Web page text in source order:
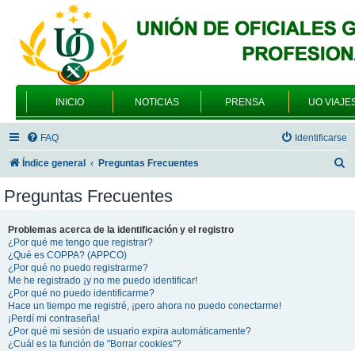
INICIO NOTICIAS PRENSA UO
FAQ Identificarse
Índice general Preguntas Frecuentes
Preguntas Frecuentes
Problemas acerca de la identificación y el registro
¿Por qué me tengo que registrar?
¿Qué es COPPA? (APPCO)
¿Por qué no puedo registrarme?
Me he registrado ¡y no me puedo identificar!
¿Por qué no puedo identificarme?
Hace un tiempo me registré, ¡pero ahora no puedo conectarme!
¡Perdí mi contraseña!
¿Por qué mi sesión de usuario expira automáticamente?
¿Cuál es la función de "Borrar cookies"?